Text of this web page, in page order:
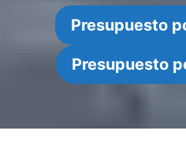
Presupuesto
Presupuesto